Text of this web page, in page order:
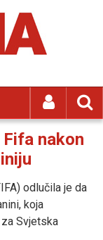
Fifa nakon
odlučila je da
koja
Svjetska